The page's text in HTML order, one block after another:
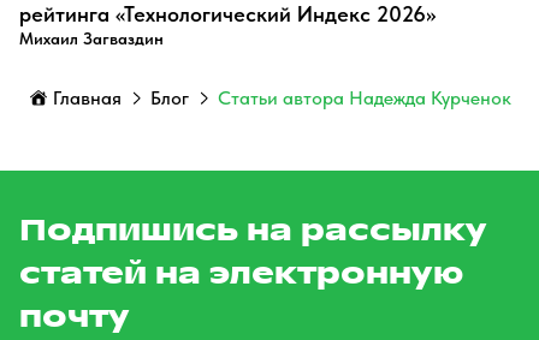
рейтинга «Технологический Индекс 2026»
Михаил Загваздин
Главная Блог Статьи автора Надежда Курченок
Подпишись на рассылку
статей на электронную
почту